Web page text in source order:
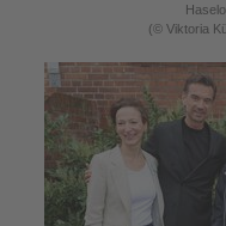
(© Viktoria